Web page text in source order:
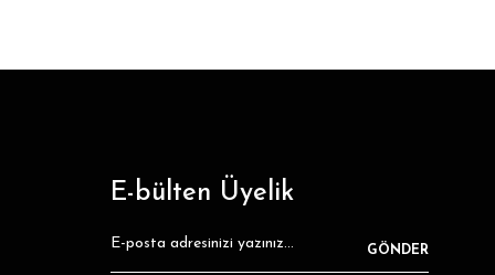
E-bülten Üyelik
GÖNDER